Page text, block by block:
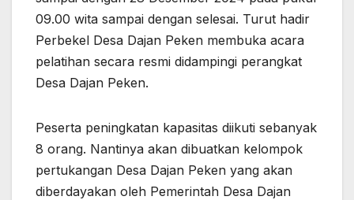
09.00 wita sampai dengan selesai. Turut hadir
Perbekel Desa Dajan Peken membuka acara
pelatihan secara resmi didampingi perangkat
Desa Dajan Peken.
Peserta peningkatan kapasitas diikuti sebanyak
8 orang. Nantinya akan dibuatkan kelompok
pertukangan Desa Dajan Peken yang akan
diberdayakan oleh Pemerintah Desa Dajan